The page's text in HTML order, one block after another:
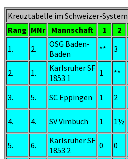
Kreuztabelle im Schweizer-System
Rang MNr Mannschaft 1 2
1.
2.
OSG Baden-
Baden
** 3
2.
1.
Karlsruher SF
1853 1
1 **
3.
5. SC Eppingen 1 2
4.
4. SV Vimbuch 1 1½
5.
6.
Karlsruher SF
1853 2
0 0